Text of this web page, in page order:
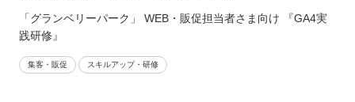
「グランベリーパーク」 WEB・販促担当者さま向け 『GA4実
践研修』
集客・販促 スキルアップ・研修